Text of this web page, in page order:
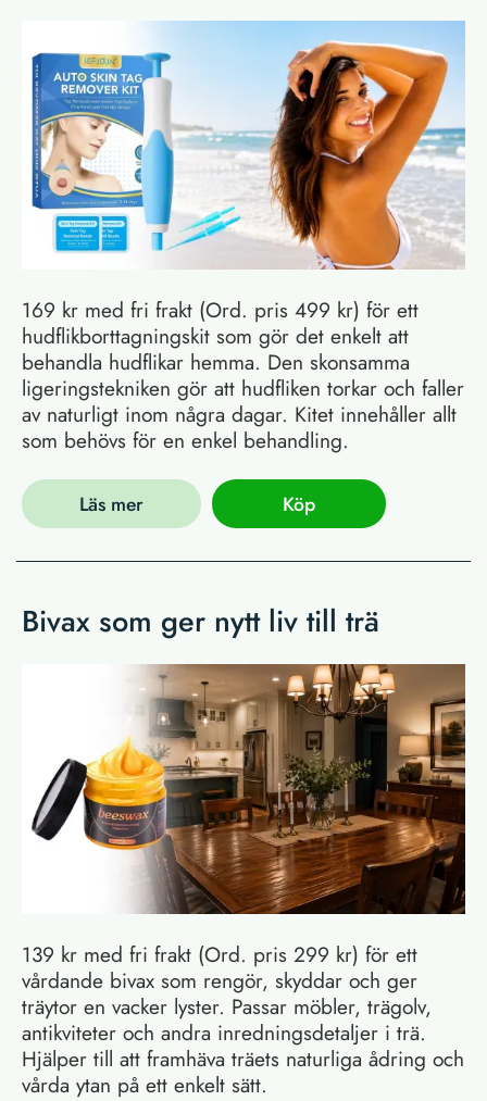
169 kr med fri frakt (Ord. pris 499 kr) för ett
hudflikborttagningskit som gör det enkelt att
behandla hudflikar hemma. Den skonsamma
ligeringstekniken gör att hudfliken torkar och faller
av naturligt inom några dagar. Kitet innehåller allt
som behövs för en enkel behandling.
Läs mer Köp
Bivax som ger nytt liv till trä
139 kr med fri frakt (Ord. pris 299 kr) för ett
vårdande bivax som rengör, skyddar och ger
träytor en vacker lyster. Passar möbler, trägolv,
antikviteter och andra inredningsdetaljer i trä.
Hjälper till att framhäva träets naturliga ådring och
vårda ytan på ett enkelt sätt.